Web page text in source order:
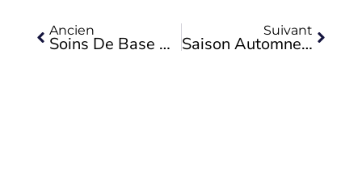
Ancien
Soins De Base Pour Faire Durer Vos Chaussures Plus Longtemps
Suivant
Saison Automne 2020, Les Chaussures De Sport S'imposent Également Dans Le Secteur Du Luxe